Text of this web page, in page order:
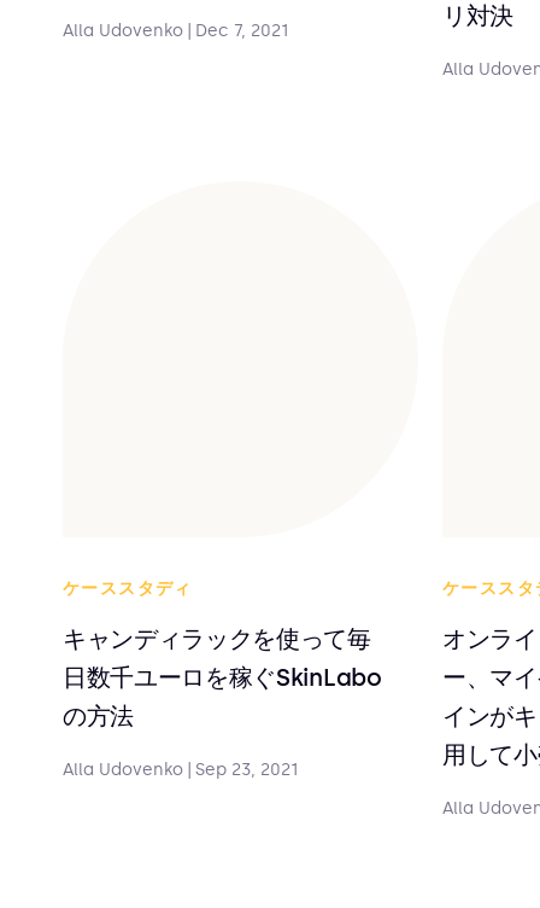
Alla Udovenko Dec 7, 2021
リ対決
Alla
ケーススタディ
キャンディラックを使って毎
日数千ユーロを稼ぐSkinLabo
の方法
Alla Udovenko Sep 23, 2021
ケーススタ
オンラ
ー、マ
インが
用して
Alla